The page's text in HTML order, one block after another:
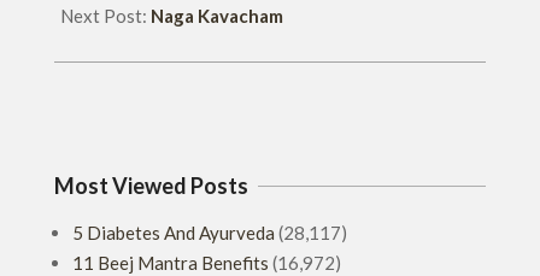
Next Post: Naga Kavacham
Most Viewed Posts
5 Diabetes And Ayurveda (28,117)
11 Beej Mantra Benefits (16,972)